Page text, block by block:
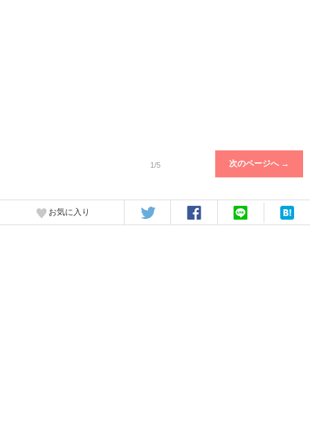
1/5 次のページへ →
お気に入り